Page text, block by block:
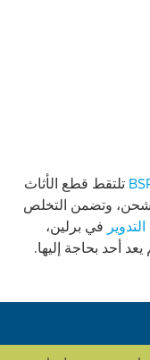
تلتقط قطع الأثاث
دراجة شحن، وتضمن التخلص
في برلين،
أحد بحاجة إليها.